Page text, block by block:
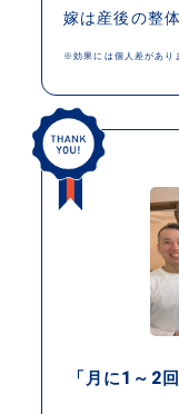
嫁は産後の整
※効果には個人差があり
「月に1～2